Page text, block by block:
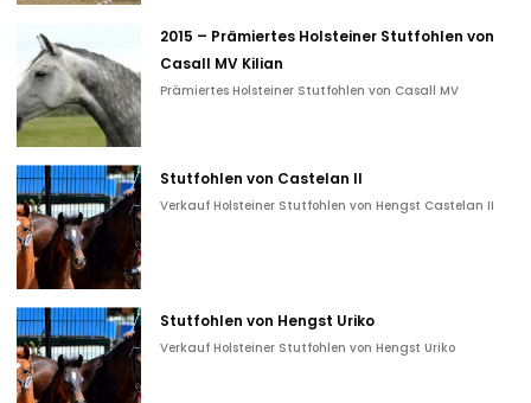
2015 – Prämiertes Holsteiner Stutfohlen von
Casall MV Kilian
Prämiertes Holsteiner Stutfohlen von Casall MV
Stutfohlen von Castelan II
Verkauf Holsteiner Stutfohlen von Hengst Castelan II
Stutfohlen von Hengst Uriko
Verkauf Holsteiner Stutfohlen von Hengst Uriko